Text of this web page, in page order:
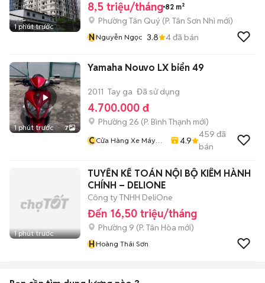
1 phút trước
8,5 triệu/tháng 82 m²
Phường Tân Quý (P. Tân Sơn Nhì mới)
NNguyễn Ngọc 3.8 4đã bán
1 phút trước 7
Yamaha Nouvo LX biển 49
2011 Tay ga Đã sử dụng
4.700.000 đ
Phường 26 (P. Bình Thạnh mới)
CCửa Hàng Xe Máy
4.9
459 đã
bán
1 phút trước
TUYỂN KẾ TOÁN NỘI BỘ KIÊM HÀNH
CHÍNH – DELIONE
Công ty TNHH DeliOne
Đến 16,50 triệu/tháng
Phường 9 (P. Tân Hòa mới)
HHoàng Thái Sơn